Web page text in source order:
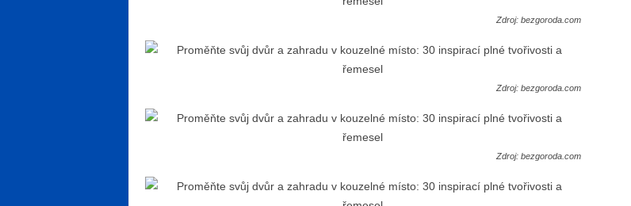
Zdroj: bezgoroda.com
Zdroj: bezgoroda.com
Zdroj: bezgoroda.com